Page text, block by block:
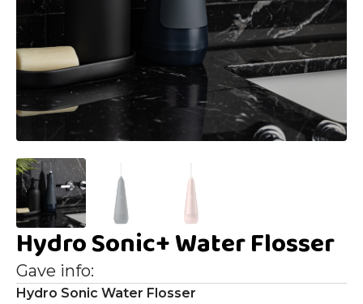
Hydro Sonic+ Water Flosser
Gave info:
Hydro Sonic Water Flosser